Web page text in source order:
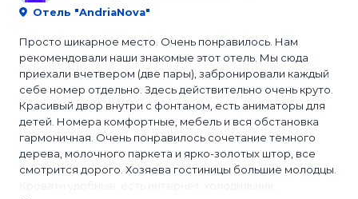
Отель "AndriaNova"
Просто шикарное место. Очень понравилось. Нам
рекомендовали наши знакомые этот отель. Мы сюда
приехали вчетвером (две пары), забронировали каждый
себе номер отдельно. Здесь действительно очень круто.
Красивый двор внутри с фонтаном, есть аниматоры для
детей. Номера комфортные, мебель и вся обстановка
гармоничная. Очень понравилось сочетание темного
дерева, молочного паркета и ярко-золотых штор, все
смотрится дорого. Хозяева гостиницы большие молодцы.